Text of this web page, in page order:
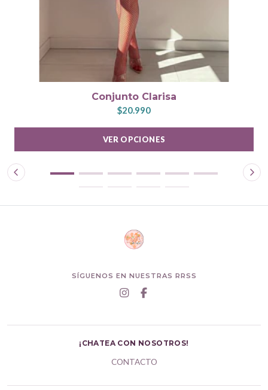
Conjunto Clarisa
$20.990
VER OPCIONES
SÍGUENOS EN NUESTRAS RRSS
¡CHATEA CON NOSOTROS!
CONTACTO